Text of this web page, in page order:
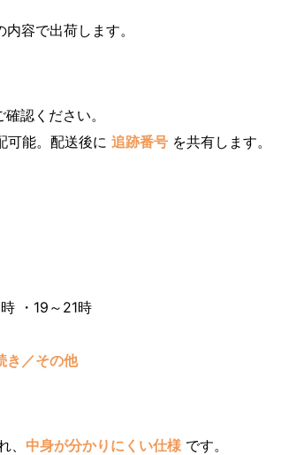
容で出荷します。
確認ください。
能。配送後に 追跡番号 を共有します。
・19～21時
き／その他
中身が分かりにくい仕様 です。